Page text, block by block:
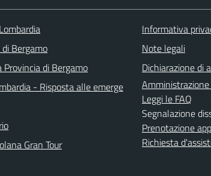
Bergamo
Provincia di Bergamo
- Risposta alle emerge
Gran Tour
Informativa
Note legali
Dichiarazione di
Leggi le FAQ
Segnalazione
Prenotazione
Richiesta